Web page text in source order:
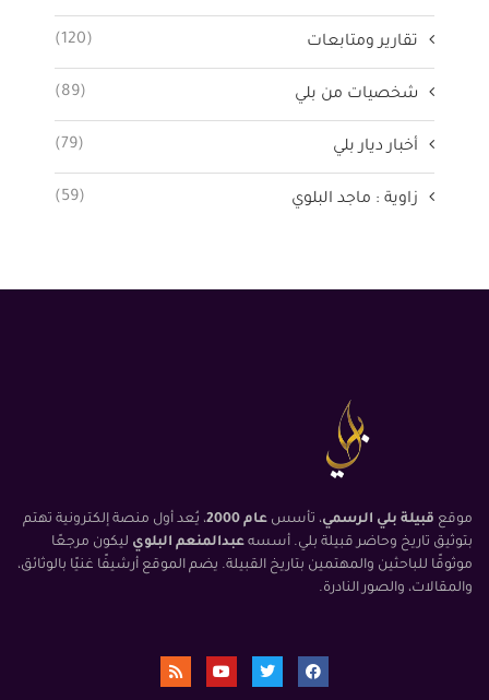
تقارير ومتابعات (120)
شخصيات من بلي (89)
أخبار ديار بلي (79)
زاوية : ماجد البلوي (59)
موقع قبيلة بلي الرسمي، تأسس عام 2000
، يُعد أول منصة إلكترونية تهتم
بتوثيق تاريخ وحاضر قبيلة بلي. أسسه عبدالمنعم البلوي ليكون مرجعًا
موثوقًا للباحثين والمهتمين بتاريخ القبيلة. يضم الموقع أرشيفًا غنيًا بالوثائق،
والمقالات، والصور النادرة.